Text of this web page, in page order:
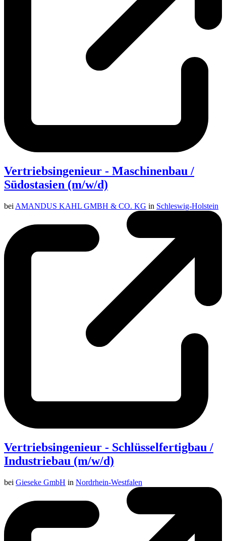
Vertriebsingenieur - Maschinenbau /
Südostasien (m/w/d)
bei AMANDUS KAHL GMBH & CO. KG in Schleswig-Holstein
Vertriebsingenieur - Schlüsselfertigbau /
Industriebau (m/w/d)
bei Gieseke GmbH in Nordrhein-Westfalen